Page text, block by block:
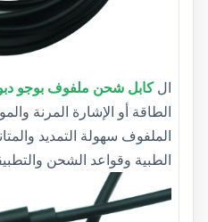
الكابل شحن ملفوف بوجو
الطاقة أو الإشارة المرنة
الملفوف سهولة التمديد
الطبية وقواعد الشحن